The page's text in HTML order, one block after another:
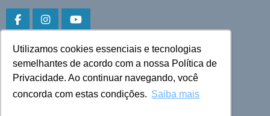
Utilizamos cookies essenciais e tecnologias
semelhantes de acordo com a nossa Política de
Privacidade. Ao continuar navegando, você
concorda com estas condições. Saiba mais
Faça download do aplicativo
Play Store e App Store